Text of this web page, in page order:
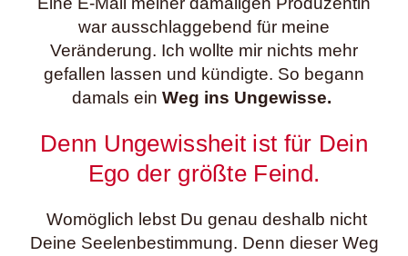
war ausschlaggebend für meine
Veränderung. Ich wollte mir nichts mehr
gefallen lassen und kündigte. So begann
damals ein Weg ins Ungewisse.
Denn Ungewissheit ist für Dein
Ego der größte Feind.
Womöglich lebst Du genau deshalb nicht
Deine Seelenbestimmung. Denn dieser Weg